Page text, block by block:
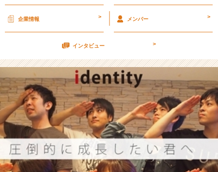
会
明
会
選
考
会
(｡
☌
ᴗ
☌｡)
♪
【株
式
会
企業情報 > メンバー >
インタビュー >